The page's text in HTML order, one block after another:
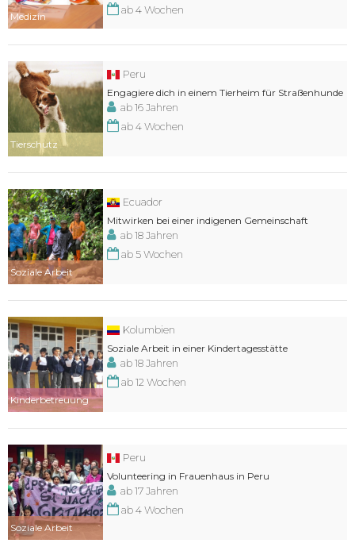
Medizin
ab 4 Wochen
Tierschutz
Peru
Engagiere dich in einem Tierheim für Straßenhunde
ab 16 Jahren
ab 4 Wochen
Soziale Arbeit
Ecuador
Mitwirken bei einer indigenen Gemeinschaft
ab 18 Jahren
ab 5 Wochen
Kinderbetreuung
Kolumbien
Soziale Arbeit in einer Kindertagesstätte
ab 18 Jahren
ab 12 Wochen
Soziale Arbeit
Peru
Volunteering in Frauenhaus in Peru
ab 17 Jahren
ab 4 Wochen